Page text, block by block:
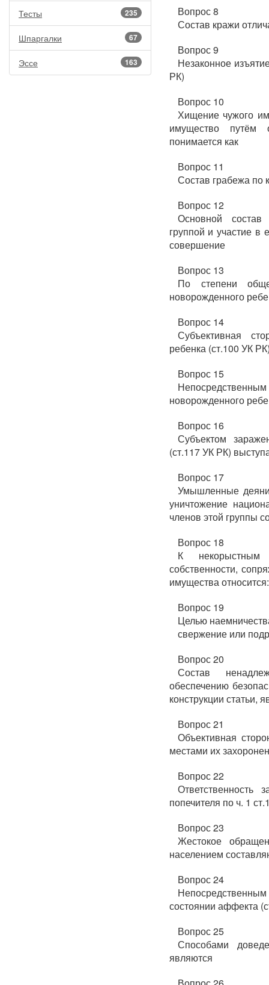
235
Тесты
67
Шпаргалки
163
Эссе
Вопрос 8
Состав кражи
Вопрос 9
Незаконное
РК)
Вопрос 10
Хищение чужого
имущество путём
понимается как
Вопрос 11
Состав грабежа по
Вопрос 12
Основной состав
группой и участие в
совершение
Вопрос 13
По степени
новорожденного
Вопрос 14
Субъективная
ребенка (ст.100 УК
Вопрос 15
новорожденного
Вопрос 16
Субъектом
(ст.117 УК РК)
Вопрос 17
Умышленные
уничтожение
членов этой группы
Вопрос 18
К некорыстным
собственности,
имущества относится:
Вопрос 19
Целью
свержение или
Вопрос 20
Состав
обеспечению
конструкции статьи,
Вопрос 21
Объективная
местами их
Вопрос 22
Ответственность
попечителя по ч. 1
Вопрос 23
Жестокое
населением
Вопрос 24
состоянии аффекта
Вопрос 25
Способами
являются